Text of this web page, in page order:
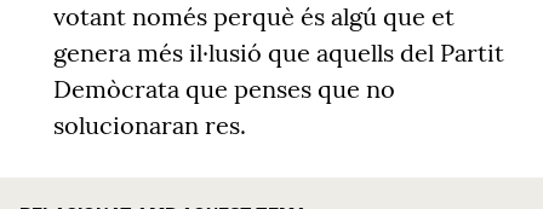
votant només perquè és algú que et
genera més il·lusió que aquells del Partit
Demòcrata que penses que no
solucionaran res.